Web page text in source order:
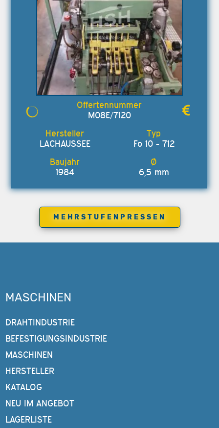
M08E/7120
LACHAUSSEE Fo 10 - 712
1984 6,5 mm
MEHRSTUFENPRESSEN
MASCHINEN
DRAHTINDUSTRIE
BEFESTIGUNGSINDUSTRIE
MASCHINEN
HERSTELLER
KATALOG
NEU IM ANGEBOT
LAGERLISTE